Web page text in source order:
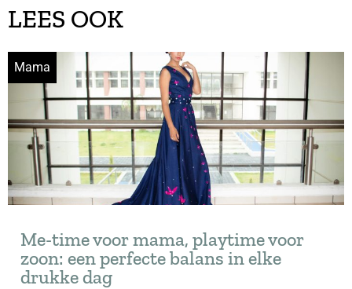
LEES OOK
Mama
Me-time voor mama, playtime voor
zoon: een perfecte balans in elke
drukke dag